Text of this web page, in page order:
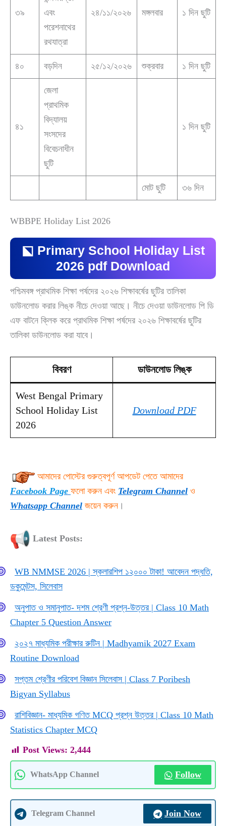
৩৯
এবং
পরেশনাথের
রথযাত্রা
২৪/১১/২০২৬ মঙ্গলবার ১ দিন ছুটি
৪০ বড়দিন ২৫/১২/২০২৬ শুক্রবার ১ দিন ছুটি
৪১
জেলা
প্রাথমিক
বিদ্যালয়
সংসদের
বিবেচনাধীন
ছুটি
১ দিন ছুটি
মোট ছুটি ৩৬ দিন
WBBPE Holiday List 2026
⬕ Primary School Holiday List
2026 pdf Download
পশ্চিমবঙ্গ প্রাথমিক শিক্ষা পর্ষদের ২০২৬ শিক্ষাবর্ষের ছুটির তালিকা
ডাউনলোড করার লিঙ্ক নীচে দেওয়া আছে। নীচে দেওয়া ডাউনলোড পি ডি
এফ বাটনে ক্লিক করে প্রাথমিক শিক্ষা পর্ষদের ২০২৬ শিক্ষাবর্ষের ছুটির
তালিকা ডাউনলোড করা যাবে।
বিবরণ ডাউনলোড লিঙ্ক
West Bengal Primary
School Holiday List
2026
Download PDF
আমাদের পোস্টের গুরুত্বপূর্ণ আপডেট পেতে আমাদের
Facebook Page ফলো করুন এবং Telegram Channel ও
Whatsapp Channel জয়েন করুন ।
Latest Posts:
WB NMMSE 2026 | স্কলারশিপ ১২০০০ টাকা! আবেদন পদ্ধতি,
ডকুমেন্টস, সিলেবাস
অনুপাত ও সমানুপাত- দশম শ্রেণী প্রশ্ন-উত্তর | Class 10 Math
Chapter 5 Question Answer
২০২৭ মাধ্যমিক পরীক্ষার রুটিন | Madhyamik 2027 Exam
Routine Download
সপ্তম শ্রেণীর পরিবেশ বিজ্ঞান সিলেবাস | Class 7 Poribesh
Bigyan Syllabus
রাশিবিজ্ঞান- মাধ্যমিক গণিত MCQ প্রশ্ন উত্তর | Class 10 Math
Statistics Chapter MCQ
Post Views: 2,444
WhatsApp Channel Follow
Telegram Channel Join Now